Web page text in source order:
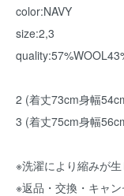
color:NAVY
size:2,3
2 (着丈73cm身幅
3 (着丈75cm身幅
※洗濯により縮みが生
※返品・交換・キャ